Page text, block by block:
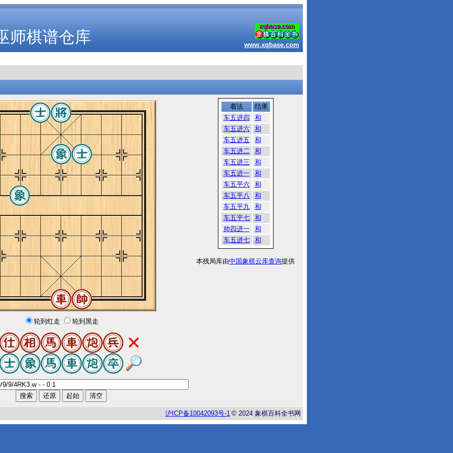
师棋谱仓库 www.xqbase.com
轮到红走 轮到黑走
着法
结果
车五进四
和
车五进六
和
车五进五
和
车五进二
和
车五进三
和
车五进一
和
车五平六
和
车五平八
和
车五平九
和
车五平七
和
帅四进一
和
车五进七
和
本残局库由中国象棋云库查询提供
沪 ICP备10042093号-1 © 2024 象棋百科全书网